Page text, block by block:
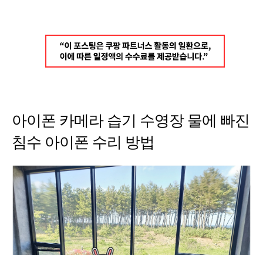
아이폰 카메라 습기 수영장 물에 빠진
침수 아이폰 수리 방법